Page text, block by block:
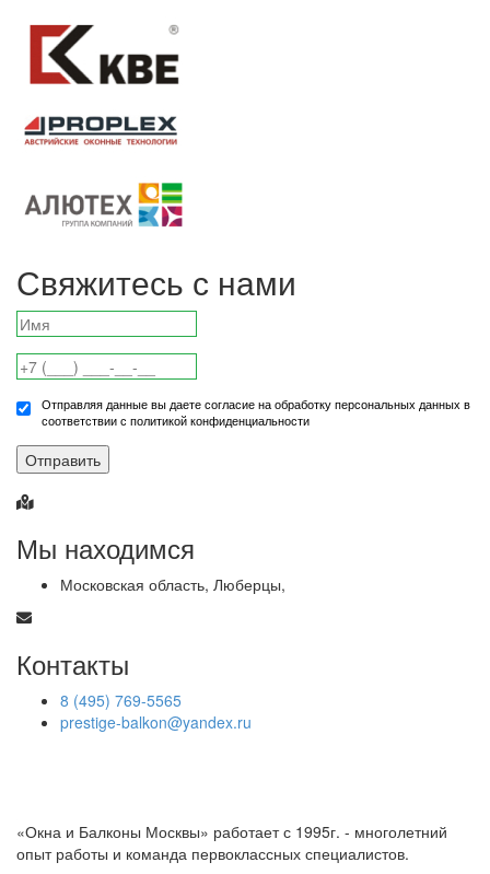
Свяжитесь с нами
Отправляя данные вы даете согласие на обработку персональных данных в
соответствии с политикой конфиденциальности
Отправить
Мы находимся
Московская область, Люберцы,
Контакты
8 (495) 769-5565
prestige-balkon@yandex.ru
«Окна и Балконы Москвы» работает с 1995г. - многолетний
опыт работы и команда первоклассных специалистов.